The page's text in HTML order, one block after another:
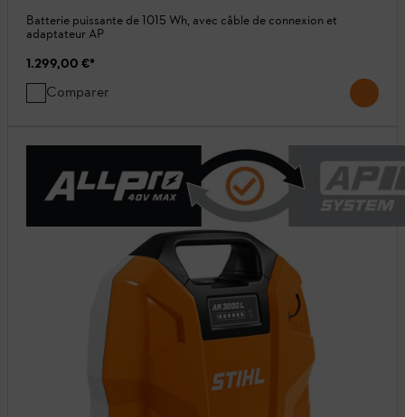
Batterie puissante de 1015 Wh, avec câble de connexion et
adaptateur AP
1.299,00 €*
Comparer